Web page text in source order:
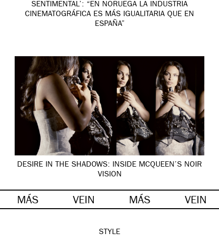
SENTIMENTAL’: “EN NORUEGA LA INDUSTRIA
CINEMATOGRÁFICA ES MÁS IGUALITARIA QUE EN
ESPAÑA”
DESIRE IN THE SHADOWS: INSIDE MCQUEEN’S NOIR
VISION
MÁS VEIN MÁS VEIN
STYLE